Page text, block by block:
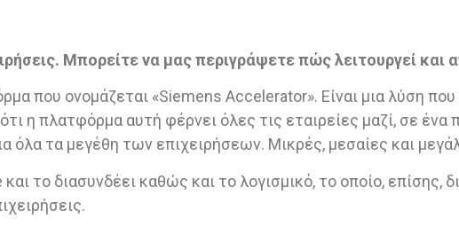
Μπορείτε να μας περιγράψετε πώς λειτουργεί και
που ονομάζεται «Siemens Accelerator». Είναι μια λύση
η πλατφόρμα αυτή φέρνει όλες τις εταιρείες μαζί, σε
όλα τα μεγέθη των επιχειρήσεων. Μικρές, μεσαίες και
το διασυνδέει καθώς και το λογισμικό, το οποίο, επίσης,